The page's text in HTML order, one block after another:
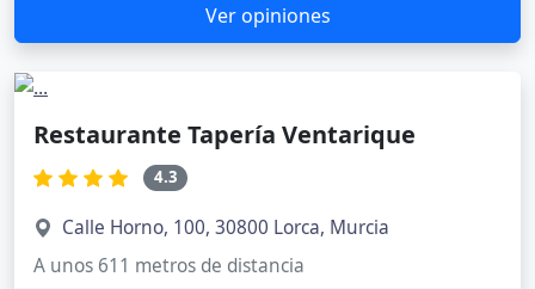
Ver opiniones
Restaurante Tapería Ventarique
4.3
Calle Horno, 100, 30800 Lorca, Murcia
A unos 611 metros de distancia